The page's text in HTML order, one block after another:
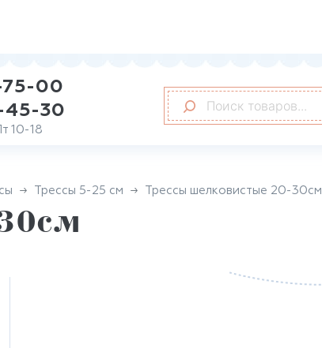
75-00
45-30
10-18
Трессы 5-25 см Трессы шелковистые 20-30см